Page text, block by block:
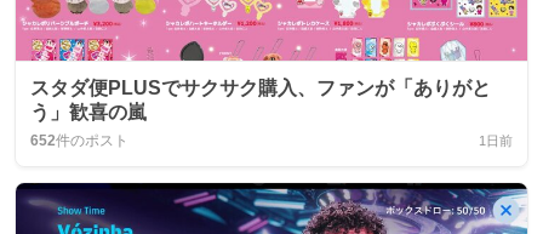
スタダ便PLUSでサクサク購入、ファンが「ありがと
う」歓喜の嵐
652件のポスト 1日前